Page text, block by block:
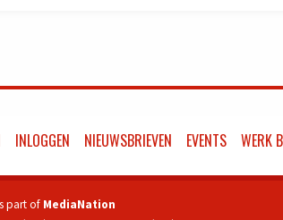
INLOGGEN NIEUWSBRIEVEN EVENTS WERK
part of MediaNation